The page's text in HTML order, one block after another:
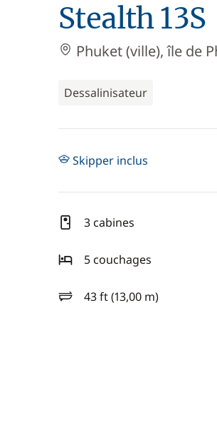
Stealth 13S
Phuket (ville), île de
Dessalinisateur
Skipper inclus
3 cabines
5 couchages
43 ft (13,00 m)
longueur